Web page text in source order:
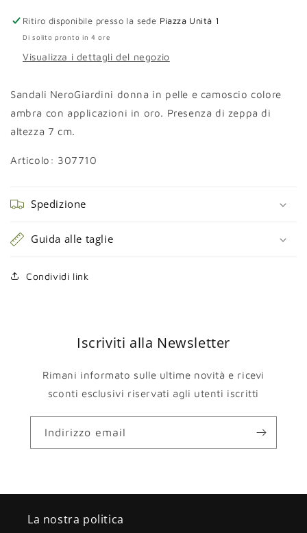
Ritiro disponibile presso la sede Piazza Unità 1
Di solito pronto in 4 ore
Visualizza i dettagli del negozio
Sandali NeroGiardini donna in pelle e camoscio colore
ambra con applicazioni in oro. Presenza di zeppa di
altezza 7 cm.
Articolo: 307710
Spedizione
Guida alle taglie
Condividi link
Iscriviti alla Newsletter
Rimani informato sulle ultime novità e ricevi
sconti esclusivi riservati agli utenti iscritti
Indirizzo email
La nostra politica